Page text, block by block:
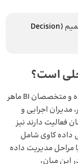
(Decision
است؟
فرایند داده کاوی معمولاً توسط دانشمندان داده و متخصصان BI ماهر
مدیران اجرایی و
فعالیت دارند نیز
داده کاوی شامل
مراحلمدیریت داده
این میان،